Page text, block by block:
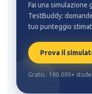
Fai una simulazione
TestBuddy:
tuo punteggio
Prova il
Gratis · 100.000+